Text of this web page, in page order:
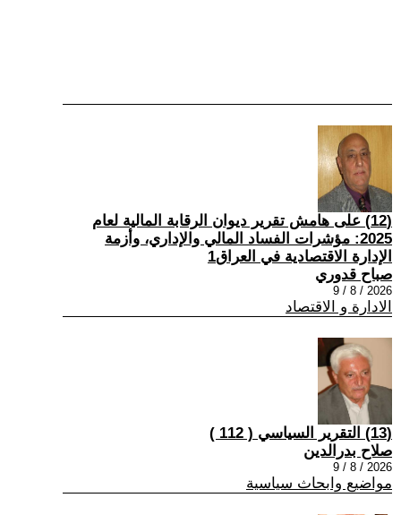
(12) على هامش تقرير ديوان الرقابة المالية لعام
2025: مؤشرات الفساد المالي والإداري، وأزمة
الإدارة الاقتصادية في العراق1
صباح قدوري
2026 / 8 / 9
الادارة و الاقتصاد
(13) التقرير السياسي ( 112 )
صلاح بدرالدين
2026 / 8 / 9
مواضيع وابحاث سياسية